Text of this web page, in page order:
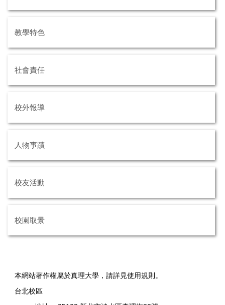
教學特色
社會責任
校外報導
人物事蹟
校友活動
校園取景
本網站著作權屬於真理大學，請詳見使用規則。
台北校區